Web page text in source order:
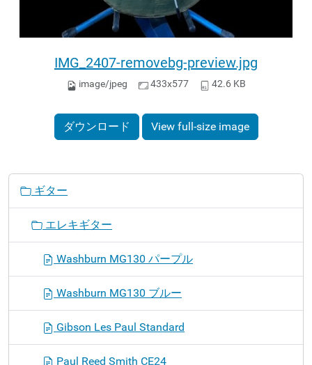
IMG_2407-removebg-preview.jpg
image/jpeg 433x577 42.6 KB
ダウンロード View full-size image
ギター
エレキギター
Washburn MG130 パープル
Washburn MG130 ブルー
Gibson Les Paul Standard
Paul Reed Smith CE24